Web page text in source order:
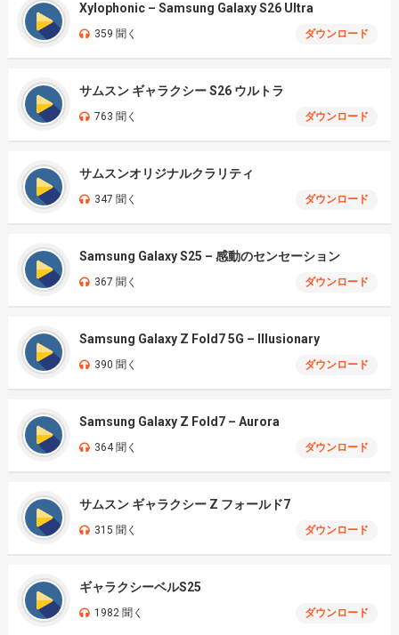
Xylophonic – Samsung Galaxy S26 Ultra
359 聞く ダウンロード
サムスン ギャラクシー S26 ウルトラ
763 聞く ダウンロード
サムスンオリジナルクラリティ
347 聞く ダウンロード
Samsung Galaxy S25 – 感動のセンセーション
367 聞く ダウンロード
Samsung Galaxy Z Fold7 5G – Illusionary
390 聞く ダウンロード
Samsung Galaxy Z Fold7 – Aurora
364 聞く ダウンロード
サムスン ギャラクシー Z フォールド7
315 聞く ダウンロード
ギャラクシーベルS25
1982 聞く ダウンロード